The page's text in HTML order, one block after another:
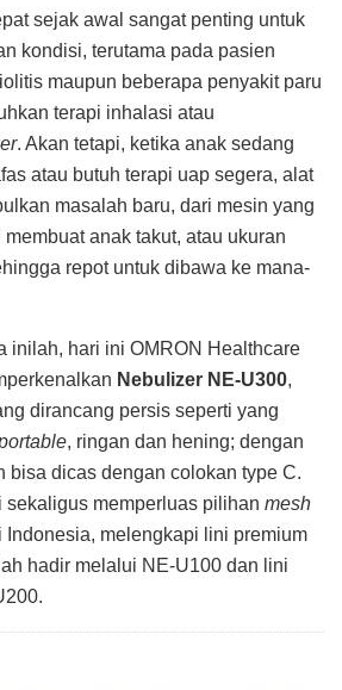
sejak awal sangat penting untuk
kondisi, terutama pada pasien
maupun beberapa penyakit paru
terapi inhalasi atau
. Akan tetapi, ketika anak sedang
atau butuh terapi uap segera, alat
masalah baru, dari mesin yang
anak takut, atau ukuran
repot untuk dibawa ke mana-
inilah, hari ini OMRON Healthcare
Nebulizer NE-U300,
dirancang persis seperti yang
, ringan dan hening; dengan
bisa dicas dengan colokan type C.
sekaligus memperluas pilihan mesh
melengkapi lini premium
hadir melalui NE-U100 dan lini